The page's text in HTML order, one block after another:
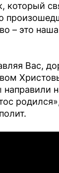
который
– это
Вас,